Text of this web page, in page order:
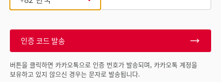
인증 코드 발송
버튼을 클릭하면 카카오톡으로 인증 번호가 발송되며, 카카오톡 계정을
보유하고 있지 않으신 경우는 문자로 발송됩니다.